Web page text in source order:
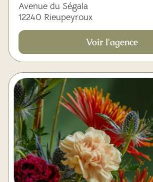
Avenue du Ségala
12240 Rieupeyroux
Voir l'agence